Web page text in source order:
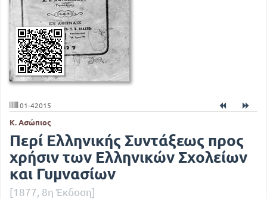
01-42015
Κ. Ασώπιος
Περί Ελληνικής Συντάξεως προς
χρήσιν των Ελληνικών Σχολείων
και Γυμνασίων
[1877, 8η Έκδοση]